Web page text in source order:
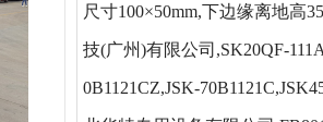
尺寸100×50mm,下边缘离地高
技(广州)有限公司,SK20QF-
0B1121CZ,JSK-